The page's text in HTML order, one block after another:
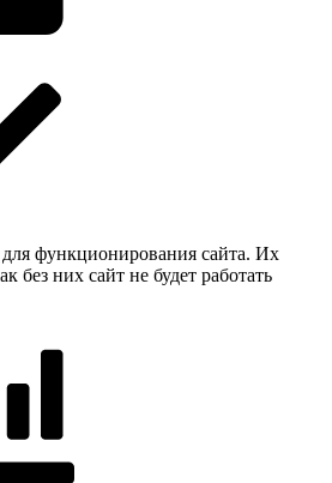
функционирования сайта. Их
без них сайт не будет работать